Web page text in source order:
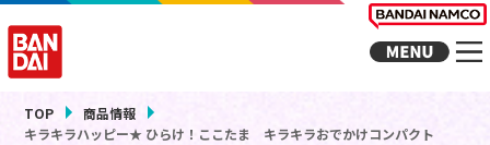
TOP
商品情報
キラキラハッピー★ ひらけ！ここたま キラキラおでかけコンパクト